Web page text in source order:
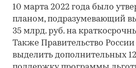
10 марта 2022 года было
планом, подразумевающий
35 млрд. руб. на
Также Правительство
выделить дополнительных